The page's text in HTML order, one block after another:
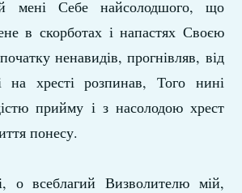
мені Себе найсолодшого, що
в скорботах і напас­тях Своєю
ненавидів, прогнівляв, від
на хресті розпинав, Того нині
прийму і з насолодою хрест
понесу.
о всеблагий Визволителю мій,